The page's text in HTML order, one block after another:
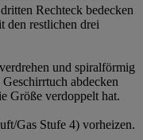
Rechteck bedecken
den restlichen drei
und spiralförmig
abdecken
Größe verdoppelt hat.
Gas Stufe 4) vorheizen.